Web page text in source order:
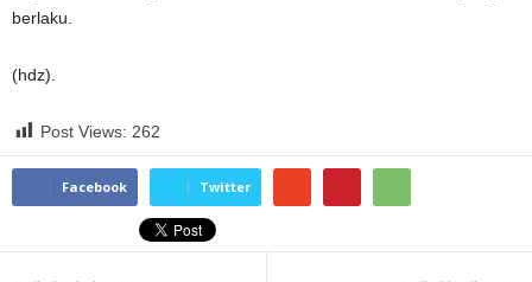
berlaku.
(hdz).
Post Views: 262
Facebook Twitter